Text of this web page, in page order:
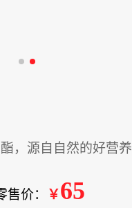
，源自自然的好营养
售价： ￥65